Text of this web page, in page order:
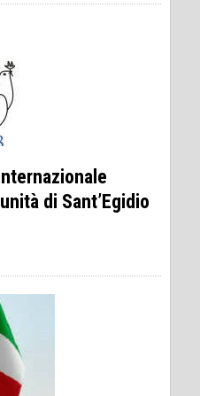
di Sant’Egidio